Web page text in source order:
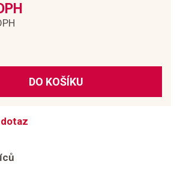
DO KOŠÍKU